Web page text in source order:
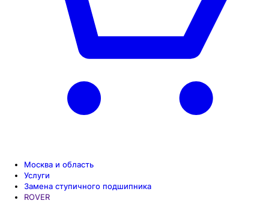
Москва и область
Услуги
Замена ступичного подшипника
ROVER